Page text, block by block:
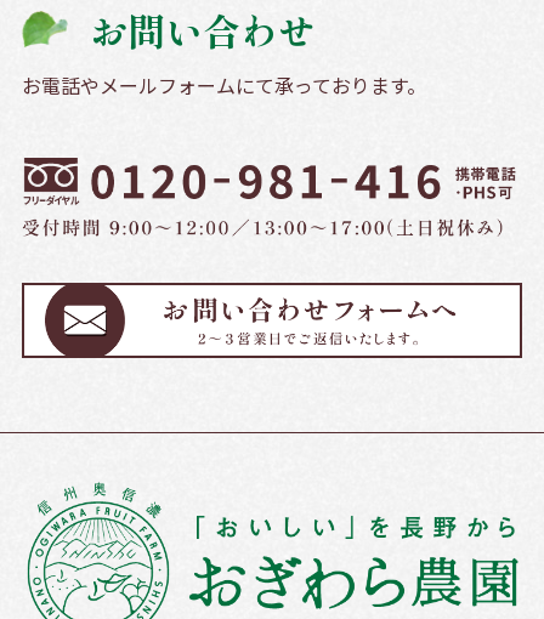
お問い合わせ
お電話やメールフォームにて承っております。